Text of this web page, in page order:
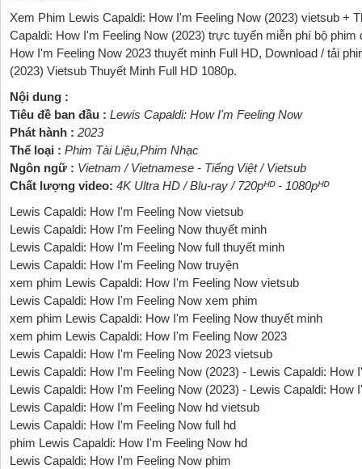
Xem Phim Lewis Capaldi: How I'm Feeling Now (2023) vietsub +
Capaldi: How I'm Feeling Now (2023) trực tuyến miễn phí bộ
How I'm Feeling Now 2023 thuyết minh Full HD, Download / tải
(2023) Vietsub Thuyết Minh Full HD 1080p.
Nội dung :
Tiêu đề ban đầu : Lewis Capaldi: How I'm Feeling Now
Phát hành : 2023
Thể loại : Phim Tài Liệu,Phim Nhạc
Ngôn ngữ : Vietnam / Vietnamese - Tiếng Việt / Vietsub
Chất lượng video: 4K Ultra HD / Blu-ray / 720pᴴᴰ - 1080pᴴᴰ
Lewis Capaldi: How I'm Feeling Now vietsub
Lewis Capaldi: How I'm Feeling Now thuyết minh
Lewis Capaldi: How I'm Feeling Now full thuyết minh
Lewis Capaldi: How I'm Feeling Now truyện
xem phim Lewis Capaldi: How I'm Feeling Now vietsub
Lewis Capaldi: How I'm Feeling Now xem phim
xem phim Lewis Capaldi: How I'm Feeling Now thuyết minh
xem phim Lewis Capaldi: How I'm Feeling Now 2023
Lewis Capaldi: How I'm Feeling Now 2023 vietsub
Lewis Capaldi: How I'm Feeling Now (2023) - Lewis Capaldi: How
Lewis Capaldi: How I'm Feeling Now (2023) - Lewis Capaldi: How
Lewis Capaldi: How I'm Feeling Now hd vietsub
Lewis Capaldi: How I'm Feeling Now full hd
phim Lewis Capaldi: How I'm Feeling Now hd
Lewis Capaldi: How I'm Feeling Now phim